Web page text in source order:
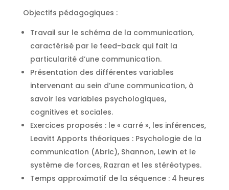
Objectifs pédagogiques :
Travail sur le schéma de la communication,
caractérisé par le feed-back qui fait la
particularité d’une communication.
Présentation des différentes variables
intervenant au sein d’une communication, à
savoir les variables psychologiques,
cognitives et sociales.
Exercices proposés : le « carré », les inférences,
Leavitt Apports théoriques : Psychologie de la
communication (Abric), Shannon, Lewin et le
système de forces, Razran et les stéréotypes.
Temps approximatif de la séquence : 4 heures